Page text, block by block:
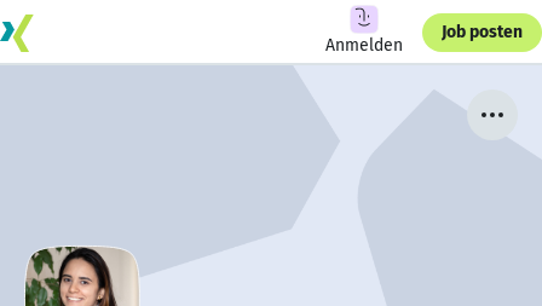
Anmelden
Job posten